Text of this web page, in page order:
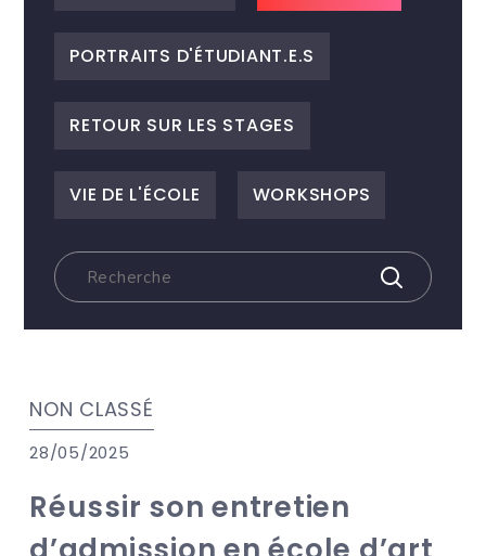
PORTRAITS D'ÉTUDIANT.E.S
RETOUR SUR LES STAGES
VIE DE L'ÉCOLE WORKSHOPS
NON CLASSÉ
28/05/2025
Réussir son entretien